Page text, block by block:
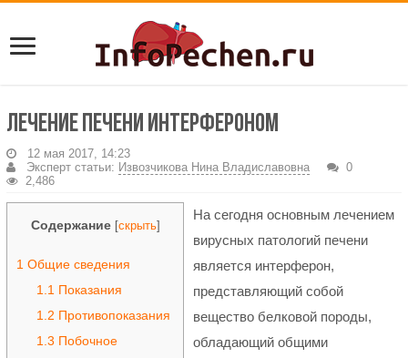
Лечение печени интерфероном
12 мая 2017, 14:23
Эксперт статьи: Извозчикова Нина Владиславовна
0
2,486
Содержание [скрыть]
1 Общие сведения
1.1Показания
1.2 Противопоказания
1.3 Побочное
На сегодня основным лечением
вирусных патологий печени
является интерферон,
представляющий собой
вещество белковой породы,
обладающий общими